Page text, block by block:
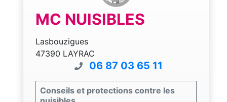
MC NUISIBLES
Lasbouzigues
47390 LAYRAC
06 87 03 65 11
Conseils et protections contre les